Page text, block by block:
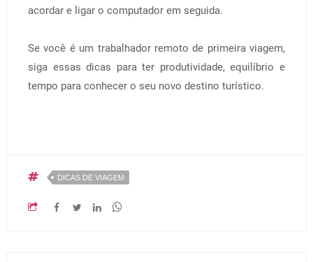
acordar e ligar o computador em seguida.
Se você é um trabalhador remoto de primeira viagem,
siga essas dicas para ter produtividade, equilíbrio e
tempo para conhecer o seu novo destino turístico.
DICAS DE VIAGEM